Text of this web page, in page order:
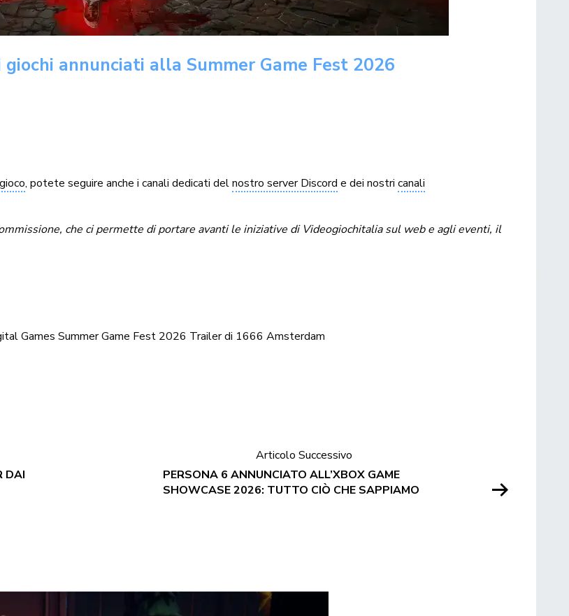
annunciati alla Summer Game Fest 2026
, potete seguire anche i canali dedicati delnostro server Discord e dei nostricanali
che ci permette di portare avanti le iniziative di Videogiochitalia sul web e agli eventi, il
Games Summer Game Fest 2026 Trailer di 1666 Amsterdam
DAI
Articolo Successivo
PERSONA 6 ANNUNCIATO ALL’XBOX GAME
SHOWCASE 2026: TUTTO CIÒ CHE SAPPIAMO